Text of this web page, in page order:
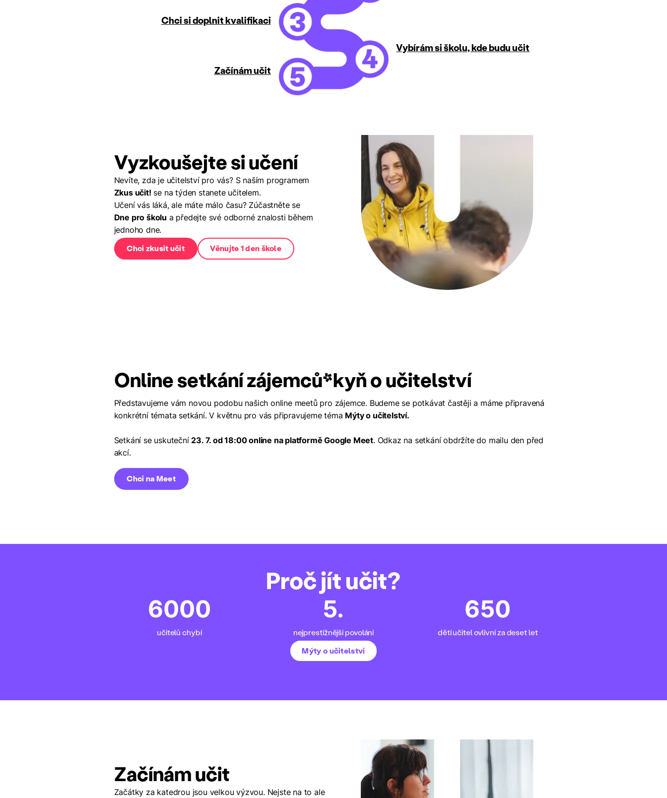
Chci si doplnit kvalifikaci
Začínám učit
Vybírám si školu, kde budu učit
Vyzkoušejte si učení
Nevíte, zda je učitelství pro vás? S naším programem
Zkus učit! se na týden stanete učitelem.
Učení vás láká, ale máte málo času? Zúčastněte se
Dne pro školu a předejte své odborné znalosti během
jednoho dne.
Chci zkusit učit
Věnujte 1 den škole
Online setkání zájemců*kyň o učitelství
Představujeme vám novou podobu našich online meetů pro zájemce. Budeme se potkávat častěji a máme připravená
konkrétní témata setkání. V květnu pro vás připravujeme téma Mýty o učitelství.
Setkání se uskuteční23. 7. od 18:00 online na platformě Google Meet. Odkaz na setkání obdržíte do mailu den před
akcí.
Chci na Meet
Proč jít učit?
6000
učitelů chybí
5.
nejprestižnější povolání
650
dětí učitel ovlivní za deset let
Mýty o učitelství
Začínám učit
Začátky za katedrou jsou velkou výzvou. Nejste na to ale